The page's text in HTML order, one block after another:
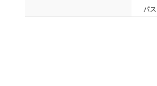
パ